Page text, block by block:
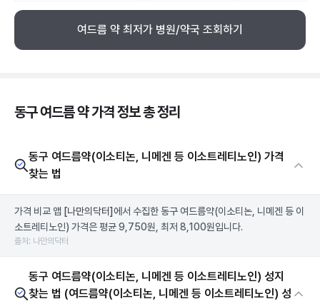
여드름 약 최저가 병원/약국 조회하기
동구 여드름 약 가격 정보 총 정리
동구 여드름약(이소티논, 니메겐 등 이소트레티노인) 가격
찾는 법
가격 비교 앱 [나만의닥터] 에서 수집한 동구 여드름약(이소티논, 니메겐 등 이
소트레티노인) 가격은 평균 9,750원, 최저 8,100원입니다.
출처: 나만의닥터
동구 여드름약(이소티논, 니메겐 등 이소트레티노인) 성지
찾는 법 (여드름약(이소티논, 니메겐 등 이소트레티노인) 성